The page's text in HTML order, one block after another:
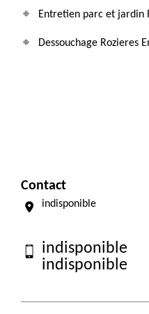
Entretien parc et jardin
Dessouchage Rozieres
Contact
indisponible
indisponible
indisponible